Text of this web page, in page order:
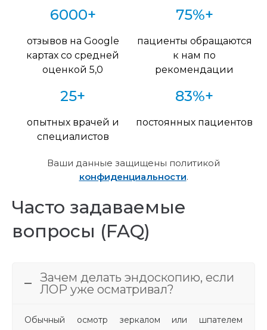
6000+
отзывов на Google
картах со средней
оценкой 5,0
75%+
пациенты обращаются
к нам по
рекомендации
25+
опытных врачей и
специалистов
83%+
постоянных пациентов
Ваши данные защищены политикой
конфиденциальности.
Часто задаваемые
вопросы (FAQ)
Зачем делать эндоскопию, если
ЛОР уже осматривал?
Обычный осмотр зеркалом или шпателем